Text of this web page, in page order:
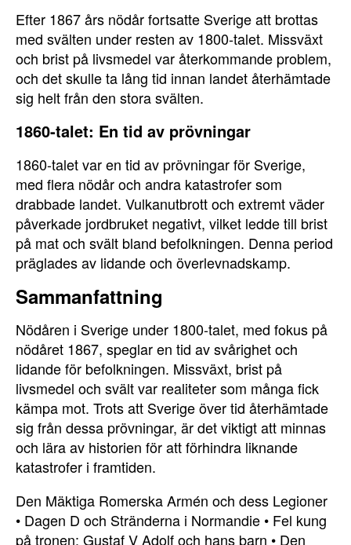
Efter 1867 års nödår fortsatte Sverige att brottas
med svälten under resten av 1800-talet. Missväxt
och brist på livsmedel var återkommande problem,
och det skulle ta lång tid innan landet återhämtade
sig helt från den stora svälten.
1860-talet: En tid av prövningar
1860-talet var en tid av prövningar för Sverige,
med flera nödår och andra katastrofer som
drabbade landet. Vulkanutbrott och extremt väder
påverkade jordbruket negativt, vilket ledde till brist
på mat och svält bland befolkningen. Denna period
präglades av lidande och överlevnadskamp.
Sammanfattning
Nödåren i Sverige under 1800-talet, med fokus på
nödåret 1867, speglar en tid av svårighet och
lidande för befolkningen. Missväxt, brist på
livsmedel och svält var realiteter som många fick
kämpa mot. Trots att Sverige över tid återhämtade
sig från dessa prövningar, är det viktigt att minnas
och lära av historien för att förhindra liknande
katastrofer i framtiden.
Den Mäktiga Romerska Armén och dess Legioner
• Dagen D och Stränderna i Normandie • Fel kung
på tronen: Gustaf V Adolf och hans barn • Den